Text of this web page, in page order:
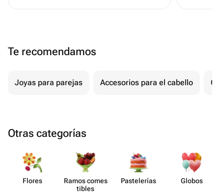
Te recomendamos
Joyas para parejas Accesorios para el cabello
Otras categorías
Flores
Ramos comes​
tibles
Paste​lerías Globos